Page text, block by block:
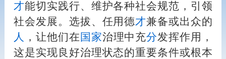
才能切实践行、维护各种社会规范，引领
社会发展。选拔、任用德才兼备或出众的
人
，让他们在 国家治理中充分发挥作用，
这是实现良好治理状态的重要条件或根本